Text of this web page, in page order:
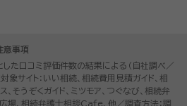
意事項
た口コミ評価件数の結果による（自社調べ／
サイト：いい相続、相続費用見積ガイド、相
そうぞくガイド、ミツモア、つぐなび、相続弁
場、相続弁護士相談Cafe、他／調査方法：調